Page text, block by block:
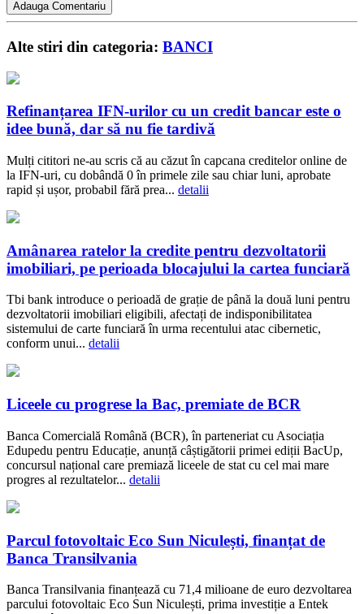
Alte stiri din categoria: BANCI
Refinanțarea IFN-urilor cu un credit bancar este o
idee bună, dar să nu fie tardivă
Mulți cititori ne-au scris că au căzut în capcana creditelor online de
la IFN-uri, cu dobândă 0 în primele zile sau chiar luni, aprobate
rapid și ușor, probabil fără prea... detalii
Amânarea ratelor la credite pentru dezvoltatorii
imobiliari, pe perioada blocajului la cartea funciară
Tbi bank introduce o perioadă de grație de până la două luni pentru
dezvoltatorii imobiliari eligibili, afectați de indisponibilitatea
sistemului de carte funciară în urma recentului atac cibernetic,
conform unui... detalii
Liceele cu progrese la Bac, premiate de BCR
Banca Comercială Română (BCR), în parteneriat cu Asociația
Edupedu pentru Educație, anunță câștigătorii primei ediții BacUp,
concursul național care premiază liceele de stat cu cel mai mare
progres al rezultatelor... detalii
Parcul fotovoltaic Eco Sun Niculești, finanțat de
Banca Transilvania
Banca Transilvania finanțează cu 71,4 milioane de euro dezvoltarea
parcului fotovoltaic Eco Sun Niculești, prima investiție a Entek